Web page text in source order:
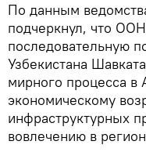
По данным
подчеркнул, что
последовательную
Узбекистана
мирного процесса в
экономическому
инфраструктурных
вовлечению в